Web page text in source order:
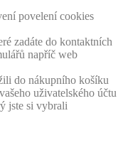
povelení cookies
zadáte do kontaktních
napříč web
do nákupního košíku
uživatelského účtu
jste si vybrali